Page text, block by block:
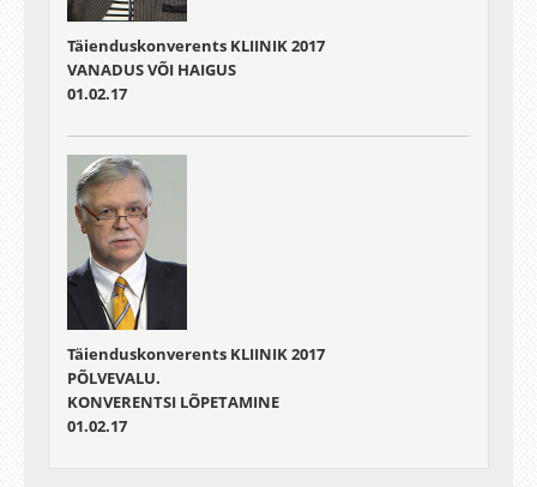
Täienduskonverents KLIINIK 2017
VANADUS VÕI HAIGUS
01.02.17
Täienduskonverents KLIINIK 2017
PÕLVEVALU.
KONVERENTSI LÕPETAMINE
01.02.17